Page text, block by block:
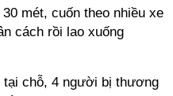
mét, cuốn theo nhiều xe
cách rồi lao xuống
chỗ, 4 người bị thương